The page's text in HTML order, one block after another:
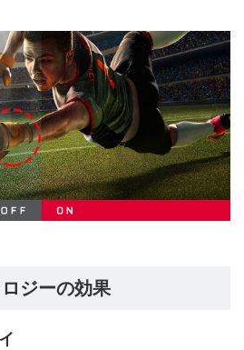
ジーの効果